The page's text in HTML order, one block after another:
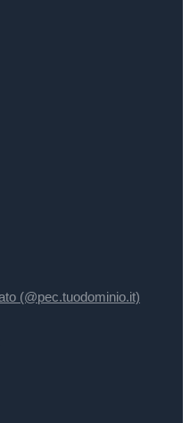
(@pec.tuodominio.it)